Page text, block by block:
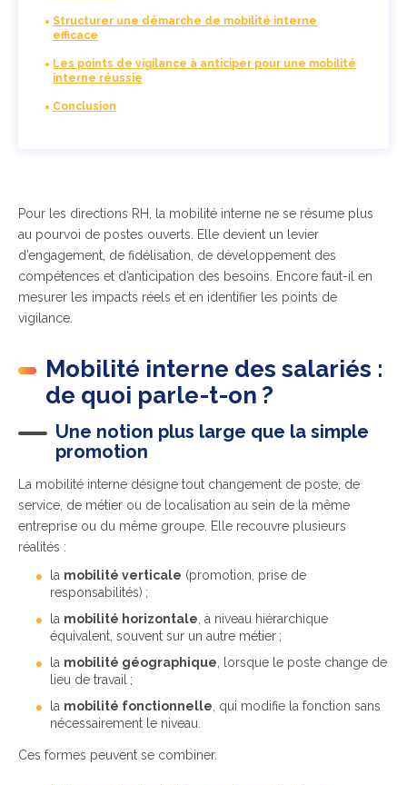
Structurer une démarche de mobilité interne
efficace
Les points de vigilance à anticiper pour une mobilité
interne réussie
Conclusion
Pour les directions RH, la mobilité interne ne se résume plus
au pourvoi de postes ouverts. Elle devient un levier
d’engagement, de fidélisation, de développement des
compétences et d’anticipation des besoins. Encore faut-il en
mesurer les impacts réels et en identifier les points de
vigilance.
Mobilité interne des salariés :
de quoi parle-t-on ?
Une notion plus large que la simple
promotion
La mobilité interne désigne tout changement de poste, de
service, de métier ou de localisation au sein de la même
entreprise ou du même groupe. Elle recouvre plusieurs
réalités :
la mobilité verticale (promotion, prise de
responsabilités) ;
la mobilité horizontale , à niveau hiérarchique
équivalent, souvent sur un autre métier ;
la mobilité géographique , lorsque le poste change de
lieu de travail ;
la mobilité fonctionnelle , qui modifie la fonction sans
nécessairement le niveau.
Ces formes peuvent se combiner.